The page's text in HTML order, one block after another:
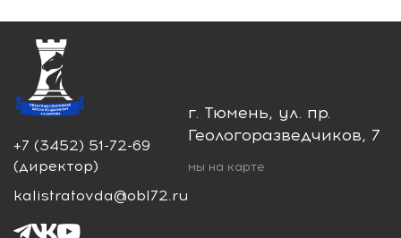
+7 (3452) 51-72-69
(директор)
kalistratovda@obl72.ru
г. Тюмень, ул. пр.
Геологоразведчиков, 7
мы на карте